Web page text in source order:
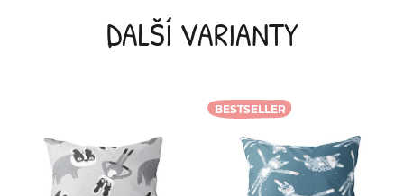
DALŠÍ VARIANTY
BESTSELLER